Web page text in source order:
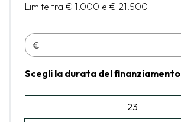
Limite tra € 1.000 e € 21.500
€
Scegli la durata del finanziamento
23